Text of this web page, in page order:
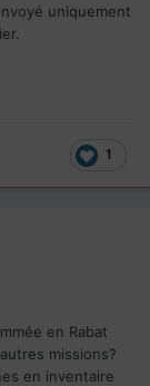
uniquement
1
en Rabat
missions?
en inventaire